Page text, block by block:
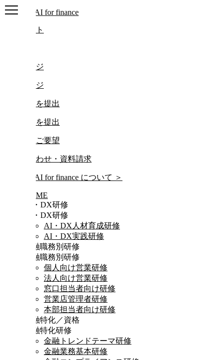
ログアウト
マイページ
マイページ
レポートを提出
レポートを提出
研修動画ご要望
お問い合わせ・資料請求
について ＞
HOME
AI・DX研修
AI・DX研修
AI・DX人材育成研修
AI・DX実践研修
金融職務別研修
金融職務別研修
個人向け営業研修
法人向け営業研修
窓口担当者向け研修
営業店管理者研修
本部担当者向け研修
金融特化／資格
金融特化研修
金融トレンドテーマ研修
金融業務基本研修